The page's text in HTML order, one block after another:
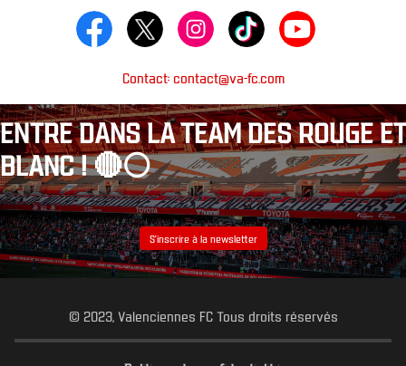
Contact: contact@va-fc.com
ENTRE DANS LA TEAM DES ROUGE ET
BLANC ! 🔴⚪️
S’inscrire à la newsletter
© 2023, Valenciennes FC Tous droits réservés